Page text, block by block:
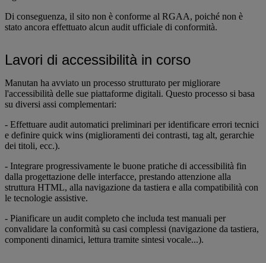
Di conseguenza, il sito non è conforme al RGAA, poiché non è
stato ancora effettuato alcun audit ufficiale di conformità.
Lavori di accessibilità in corso
Manutan ha avviato un processo strutturato per migliorare
l'accessibilità delle sue piattaforme digitali. Questo processo si basa
su diversi assi complementari:
- Effettuare audit automatici preliminari per identificare errori tecnici
e definire quick wins (miglioramenti dei contrasti, tag alt, gerarchie
dei titoli, ecc.).
- Integrare progressivamente le buone pratiche di accessibilità fin
dalla progettazione delle interfacce, prestando attenzione alla
struttura HTML, alla navigazione da tastiera e alla compatibilità con
le tecnologie assistive.
- Pianificare un audit completo che includa test manuali per
convalidare la conformità su casi complessi (navigazione da tastiera,
componenti dinamici, lettura tramite sintesi vocale...).